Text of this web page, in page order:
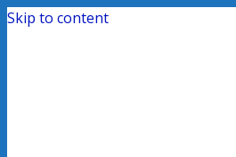
Skip to content